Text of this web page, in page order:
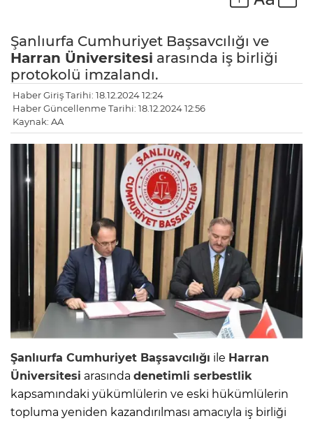
Şanlıurfa Cumhuriyet Başsavcılığı ve
Harran Üniversitesi arasında iş birliği
protokolü imzalandı.
Haber Giriş Tarihi: 18.12.2024 12:24
Haber Güncellenme Tarihi: 18.12.2024 12:56
Kaynak: AA
Şanlıurfa Cumhuriyet Başsavcılığı ile Harran
Üniversitesi arasında denetimli serbestlik
kapsamındaki yükümlülerin ve eski hükümlülerin
topluma yeniden kazandırılması amacıyla iş birliği